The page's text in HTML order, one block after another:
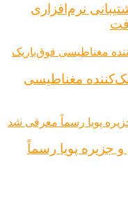
نرم‌افزاری
مغناطیسی
لمسی و جزیره پویا رسماً